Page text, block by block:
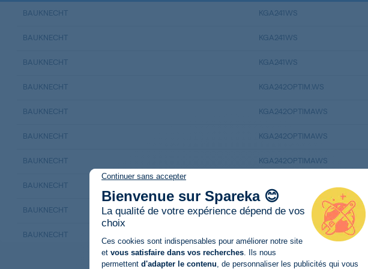
Continuer sans accepter
Bienvenue sur Spareka 😊
La qualité de votre expérience dépend de vos
choix
Plateforme de Gestion du
Ces cookies sont indispensables pour améliorer notre site
et vous satisfaire dans vos recherches. Ils nous
permettent d'adapter le contenu, de personnaliser les publicités qui vous
BAUKNECHT KGA241WS
BAUKNECHT KGA241WS
BAUKNECHT KGA241WS
BAUKNECHT KGA242OPTIM.WS
BAUKNECHT KGA242OPTIMAWS
BAUKNECHT KGA242OPTIMAWS
BAUKNECHT KGA242OPTIMAWS
BAUKNECHT
BAUKNECHT KGA275OPTIMA
BAUKNECHT KGA275OPTIMA/WH
KGA281WS/1